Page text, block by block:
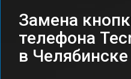
Замена
телефона
в Челябинске